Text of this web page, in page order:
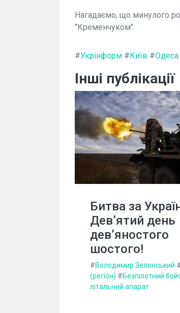
Нагадаємо, що минулого
"Кременчуком".
#Укрінформ #Київ #Одеса
Інші публікації
Битва за
Дев’ятий день
дев’яностого
шостого!
#Володимир Зеленський
(регіон) #Безпілотний
літальний апарат